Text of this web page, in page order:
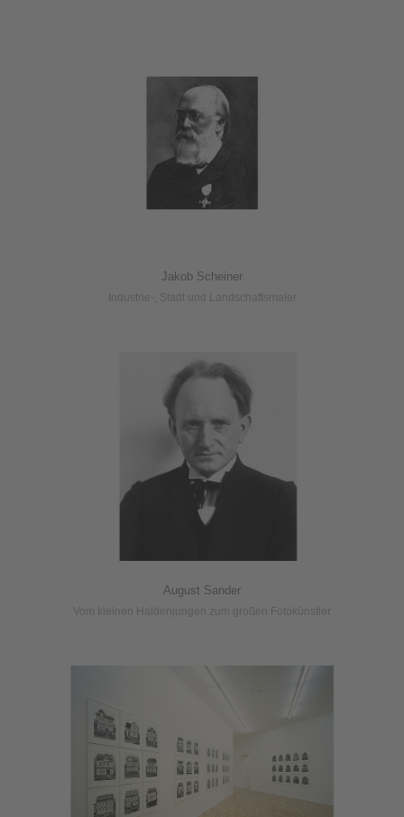
Jakob Scheiner
Industrie-, Stadt und Landschaftsmaler
August Sander
Vom kleinen Haldenjungen zum großen Fotokünstler